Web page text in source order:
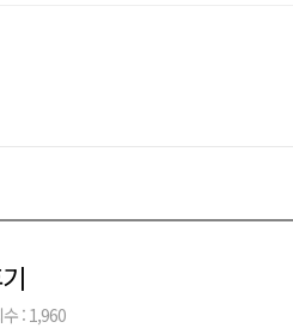
수 : 1,960